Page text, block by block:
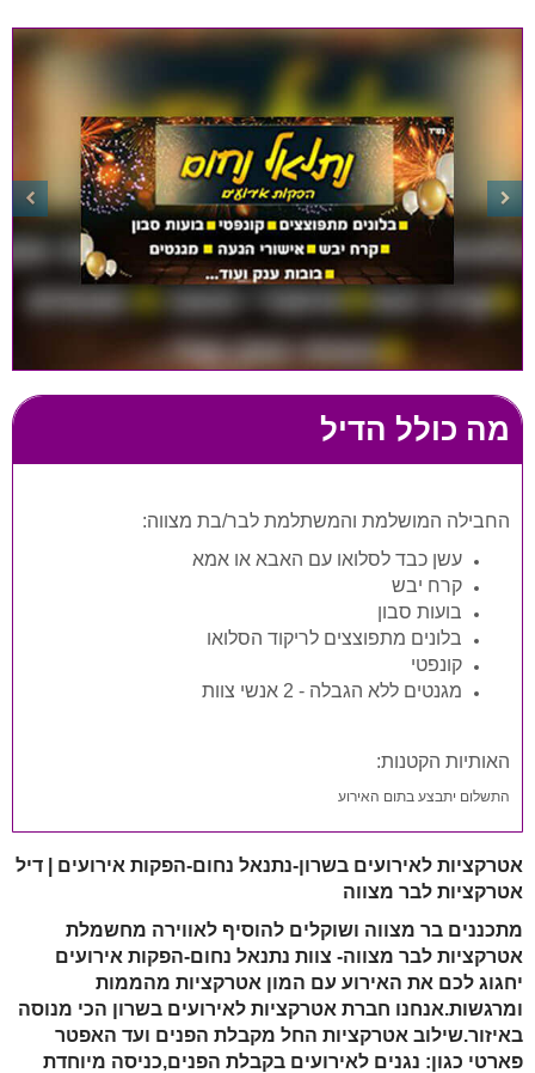
מה כולל הדיל
החבילה המושלמת והמשתלמת לבר/בת מצווה:
עשן כבד לסלואו עם האבא או אמא
קרח יבש
בועות סבון
בלונים מתפוצצים לריקוד הסלואו
קונפטי
מגנטים ללא הגבלה - 2 אנשי צוות
האותיות הקטנות:
התשלום יתבצע בתום האירוע
אטרקציות לאירועים בשרון-נתנאל נחום-הפקות אירועים | דיל
אטרקציות לבר מצווה
מתכננים בר מצווה ושוקלים להוסיף לאווירה מחשמלת
אטרקציות לבר מצווה- צוות נתנאל נחום-הפקות אירועים
יחגוג לכם את האירוע עם המון אטרקציות מהממות
ומרגשות.אנחנו חברת אטרקציות לאירועים בשרון הכי מנוסה
באיזור.שילוב אטרקציות החל מקבלת הפנים ועד האפטר
פארטי כגון: נגנים לאירועים בקבלת הפנים,כניסה מיוחדת